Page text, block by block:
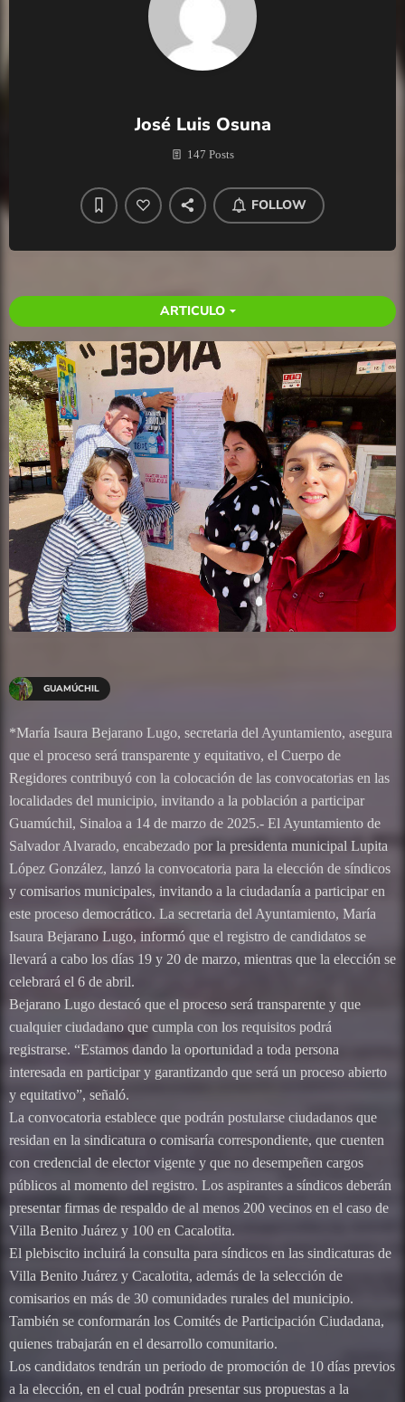
José Luis Osuna
147 Posts
FOLLOW
ARTICULO arrow_drop_down
GUAMÚCHIL
*María Isaura Bejarano Lugo, secretaria del Ayuntamiento, asegura
que el proceso será transparente y equitativo, el Cuerpo de
Regidores contribuyó con la colocación de las convocatorias en las
localidades del municipio, invitando a la población a participar
Guamúchil, Sinaloa a 14 de marzo de 2025.- El Ayuntamiento de
Salvador Alvarado, encabezado por la presidenta municipal Lupita
López González, lanzó la convocatoria para la elección de síndicos
y comisarios municipales, invitando a la ciudadanía a participar en
este proceso democrático. La secretaria del Ayuntamiento, María
Isaura Bejarano Lugo, informó que el registro de candidatos se
llevará a cabo los días 19 y 20 de marzo, mientras que la elección se
celebrará el 6 de abril.
Bejarano Lugo destacó que el proceso será transparente y que
cualquier ciudadano que cumpla con los requisitos podrá
registrarse. “Estamos dando la oportunidad a toda persona
interesada en participar y garantizando que será un proceso abierto
y equitativo”, señaló.
La convocatoria establece que podrán postularse ciudadanos que
residan en la sindicatura o comisaría correspondiente, que cuenten
con credencial de elector vigente y que no desempeñen cargos
públicos al momento del registro. Los aspirantes a síndicos deberán
presentar firmas de respaldo de al menos 200 vecinos en el caso de
Villa Benito Juárez y 100 en Cacalotita.
El plebiscito incluirá la consulta para síndicos en las sindicaturas de
Villa Benito Juárez y Cacalotita, además de la selección de
comisarios en más de 30 comunidades rurales del municipio.
También se conformarán los Comités de Participación Ciudadana,
quienes trabajarán en el desarrollo comunitario.
Los candidatos tendrán un periodo de promoción de 10 días previos
a la elección, en el cual podrán presentar sus propuestas a la